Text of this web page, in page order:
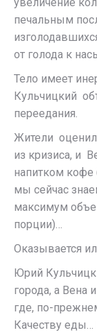
печальным
от голода к
Тело имеет
Кульчицкий
переедания.
Жители
из кризиса, и
напитком кофе
мы сейчас
максимум
порции)…
Оказывается
Юрий
города, а Вена
где, по-
Качеству еды…